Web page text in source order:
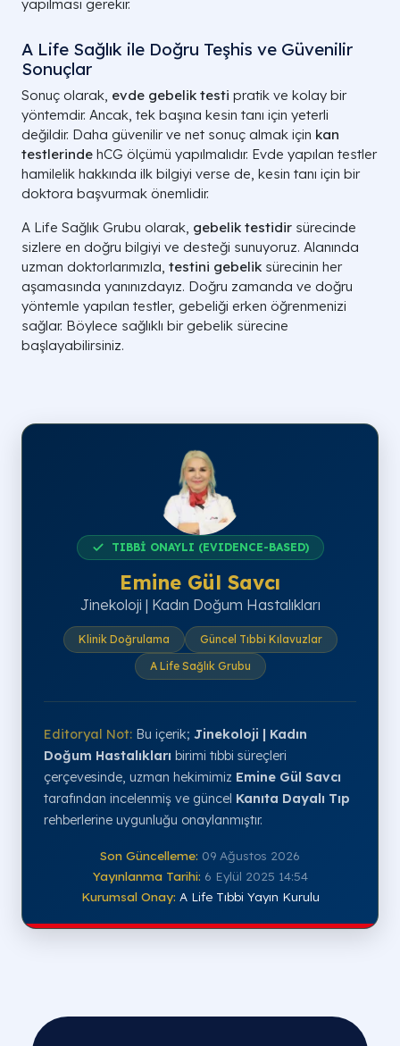
yapılması gerekir.
A Life Sağlık ile Doğru Teşhis ve Güvenilir
Sonuçlar
Sonuç olarak, evde gebelik testi pratik ve kolay bir
yöntemdir. Ancak, tek başına kesin tanı için yeterli
değildir. Daha güvenilir ve net sonuç almak için kan
testlerinde hCG ölçümü yapılmalıdır. Evde yapılan testler
hamilelik hakkında ilk bilgiyi verse de, kesin tanı için bir
doktora başvurmak önemlidir.
A Life Sağlık Grubu olarak, gebelik testidir sürecinde
sizlere en doğru bilgiyi ve desteği sunuyoruz. Alanında
uzman doktorlarımızla, testini gebelik sürecinin her
aşamasında yanınızdayız. Doğru zamanda ve doğru
yöntemle yapılan testler, gebeliği erken öğrenmenizi
sağlar. Böylece sağlıklı bir gebelik sürecine
başlayabilirsiniz.
TIBBİ ONAYLI (EVIDENCE-BASED)
Emine Gül Savcı
Jinekoloji | Kadın Doğum Hastalıkları
Klinik Doğrulama
Güncel Tıbbi Kılavuzlar
A Life Sağlık Grubu
Editoryal Not: Bu içerik; Jinekoloji | Kadın
Doğum Hastalıkları birimi tıbbi süreçleri
çerçevesinde, uzman hekimimiz Emine Gül Savcı
tarafından incelenmiş ve güncel Kanıta Dayalı Tıp
rehberlerine uygunluğu onaylanmıştır.
Son Güncelleme: 09 Ağustos 2026
Yayınlanma Tarihi: 6 Eylül 2025 14:54
Kurumsal Onay: A Life Tıbbi Yayın Kurulu